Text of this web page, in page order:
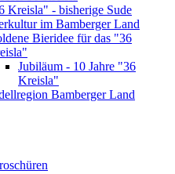
Kreisla" - bisherige Sude
im Bamberger Land
Bieridee für das "36
Jubiläum - 10 Jahre "36
Kreisla"
Bamberger Land